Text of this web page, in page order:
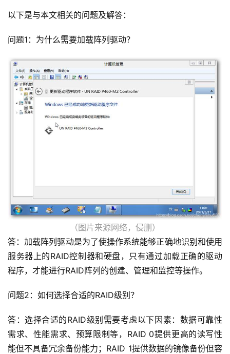
网
运
虚
拟
主
态
签
归
档
以下是与本文相关的问题及解答：
问题1：为什么需要加载阵列驱动？
（图片来源网络，侵删）
答：加载阵列驱动是为了使操作系统能够正确地识别和使用
服务器上的RAID控制器和硬盘，只有通过加载正确的驱动
程序，才能进行RAID阵列的创建、管理和监控等操作。
问题2：如何选择合适的RAID级别？
答：选择合适的RAID级别需要考虑以下因素：数据可靠性
需求、性能需求、预算限制等，RAID 0提供更高的读写性
能但不具备冗余备份能力；RAID 1提供数据的镜像备份但容